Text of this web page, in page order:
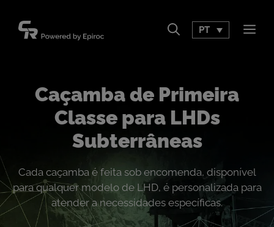
para
PT
Caçamba de Primeira
Classe para LHDs
Subterrâneas
Cada caçamba é feita sob encomenda, disponível
para qualquer modelo de LHD, é personalizada para
atender a necessidades específicas.